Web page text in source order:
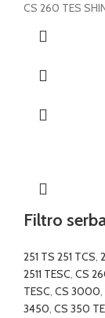
CS 260 TES
Filtro
251 TS 251 TCS,
2511 TESC, CS
TESC, CS 3000,
3450, CS 350